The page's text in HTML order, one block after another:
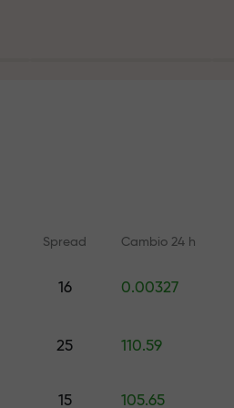
Spread Cambio 24 h
16 0.00327
25 110.59
15 105.65
Triple Three